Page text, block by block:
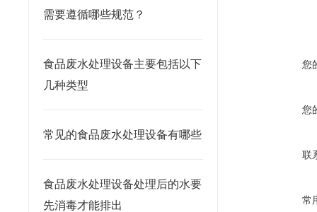
需要遵循哪些规范？
食品废水处理设备主要包括以下
几种类型
常见的食品废水处理设备有哪些
食品废水处理设备处理后的水要
先消毒才能排出
您
您
联
常